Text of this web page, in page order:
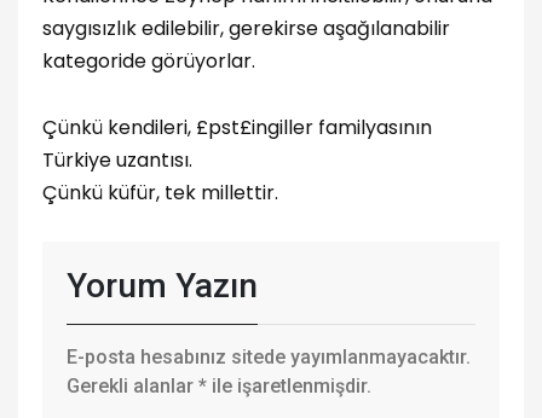
saygısızlık edilebilir, gerekirse aşağılanabilir
kategoride görüyorlar.
Çünkü kendileri, £pst£ingiller familyasının
Türkiye uzantısı.
Çünkü küfür, tek millettir.
Yorum Yazın
E-posta hesabınız sitede yayımlanmayacaktır.
Gerekli alanlar * ile işaretlenmişdir.